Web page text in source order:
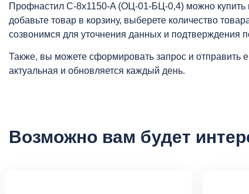
Профнастил С-8х1150-A (ОЦ-01-БЦ-0,4) можно купить
добавьте товар в корзину, выберете количество
созвонимся для уточнения данных и подтверждения
Также, вы можете сформировать запрос и отправить
актуальная и обновляется каждый день.
Возможно вам будет